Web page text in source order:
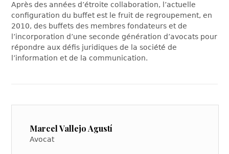
Après des années d’étroite collaboration, l’actuelle
configuration du buffet est le fruit de regroupement, en
2010, des buffets des membres fondateurs et de
l’incorporation d’une seconde génération d’avocats pour
répondre aux défis juridiques de la société de
l’information et de la communication.
Marcel Vallejo Agustí
Avocat